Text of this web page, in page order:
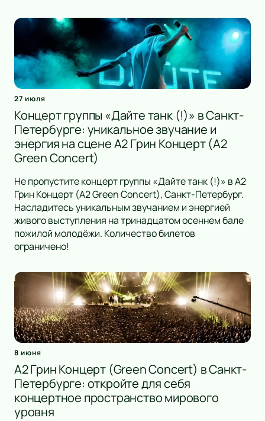
27 июля
Концерт группы «Дайте танк (!)» в Санкт-
Петербурге: уникальное звучание и
энергия на сцене А2 Грин Концерт (A2
Green Concert)
Не пропустите концерт группы «Дайте танк (!)» в А2
Грин Концерт (A2 Green Concert), Санкт-Петербург.
Насладитесь уникальным звучанием и энергией
живого выступления на тринадцатом осеннем бале
пожилой молодёжи. Количество билетов
ограничено!
8 июня
A2 Грин Концерт (Green Concert) в Санкт-
Петербурге: откройте для себя
концертное пространство мирового
уровня